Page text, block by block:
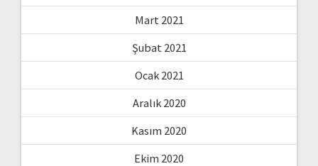
Mart 2021
Şubat 2021
Ocak 2021
Aralık 2020
Kasım 2020
Ekim 2020